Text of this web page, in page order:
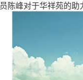
陈峰对于华祥苑的助